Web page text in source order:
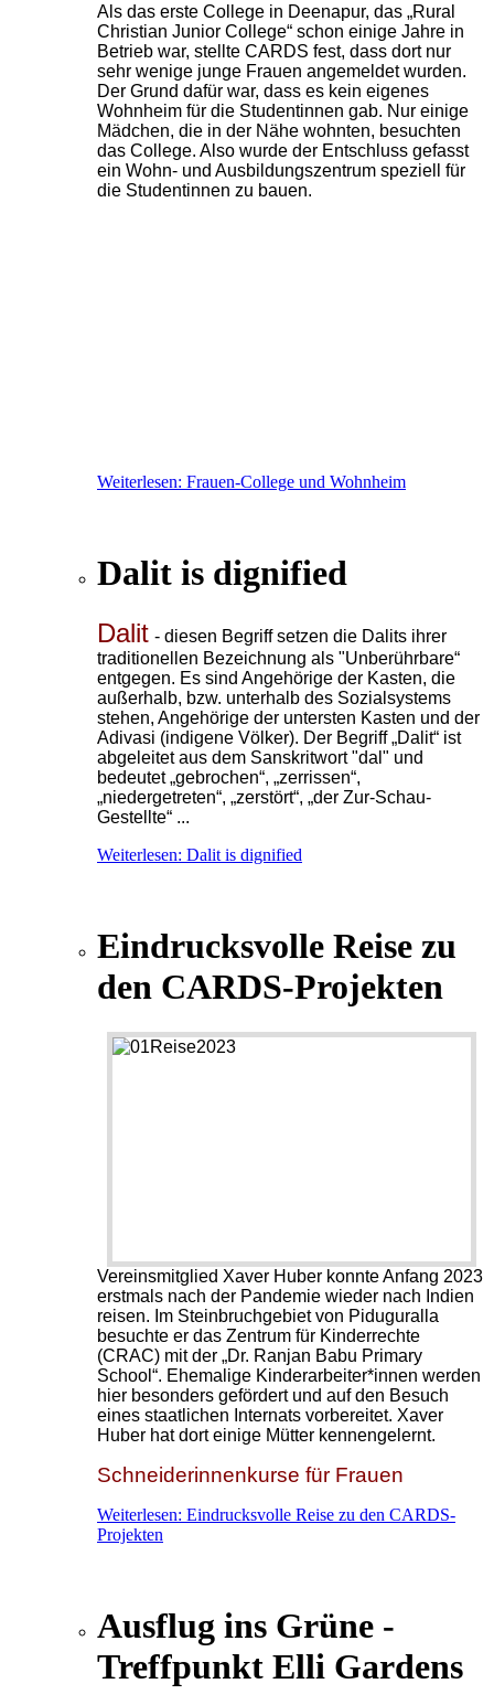
Als das erste College in Deenapur, das „Rural
Christian Junior College“ schon einige Jahre in
Betrieb war, stellte CARDS fest, dass dort nur
sehr wenige junge Frauen angemeldet wurden.
Der Grund dafür war, dass es kein eigenes
Wohnheim für die Studentinnen gab. Nur einige
Mädchen, die in der Nähe wohnten, besuchten
das College. Also wurde der Entschluss gefasst
ein Wohn- und Ausbildungszentrum speziell für
die Studentinnen zu bauen.
Weiterlesen: Frauen-College und Wohnheim
Dalit is dignified
Dalit - diesen Begriff setzen die Dalits ihrer
traditionellen Bezeichnung als "Unberührbare“
entgegen. Es sind Angehörige der Kasten, die
außerhalb, bzw. unterhalb des Sozialsystems
stehen, Angehörige der untersten Kasten und der
Adivasi (indigene Völker). Der Begriff „Dalit“ ist
abgeleitet aus dem Sanskritwort "dal" und
bedeutet „gebrochen“, „zerrissen“,
„niedergetreten“, „zerstört“, „der Zur-Schau-
Gestellte“ ...
Weiterlesen: Dalit is dignified
Eindrucksvolle Reise zu
den CARDS-Projekten
Vereinsmitglied Xaver Huber konnte Anfang 2023
erstmals nach der Pandemie wieder nach Indien
reisen. Im Steinbruchgebiet von Piduguralla
besuchte er das Zentrum für Kinderrechte
(CRAC) mit der „Dr. Ranjan Babu Primary
School“. Ehemalige Kinderarbeiter*innen werden
hier besonders gefördert und auf den Besuch
eines staatlichen Internats vorbereitet. Xaver
Huber hat dort einige Mütter kennengelernt.
Schneiderinnenkurse für Frauen
Weiterlesen: Eindrucksvolle Reise zu den CARDS-
Projekten
Ausflug ins Grüne -
Treffpunkt Elli Gardens